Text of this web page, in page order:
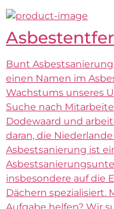
Bunt
einen Namen im
Wachstums unseres
Suche nach
Dodewaard und
daran, die
Asbestsanierung ist
insbesondere auf die
Dächern spezialisiert.